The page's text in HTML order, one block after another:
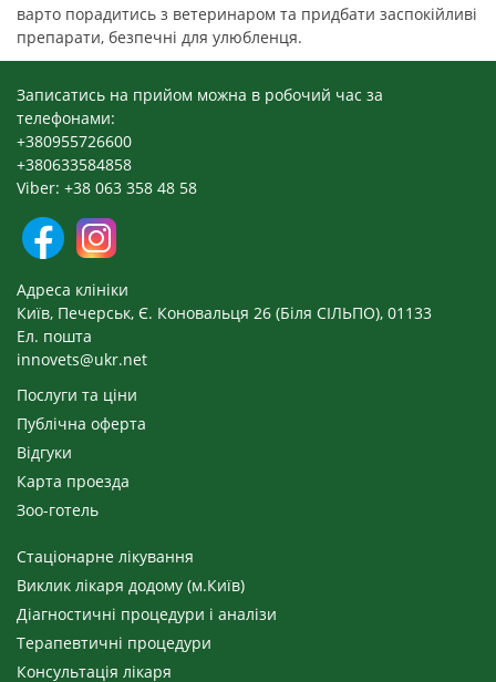
варто порадитись з ветеринаром та придбати заспокійливі
препарати, безпечні для улюбленця.
Записатись на прийом можна в робочий час за
телефонами:
+380955726600
+380633584858
Viber: +38 063 358 48 58
Адреса клініки
Київ, Печерськ, Є. Коновальця 26 (Біля СІЛЬПО), 01133
Ел. пошта
innovets@ukr.net
Послуги та ціни
Публічна оферта
Відгуки
Карта проезда
Зоо-готель
Стаціонарне лікування
Виклик лікаря додому (м.Київ)
Діагностичні процедури і аналізи
Терапевтичні процедури
Консультація лікаря